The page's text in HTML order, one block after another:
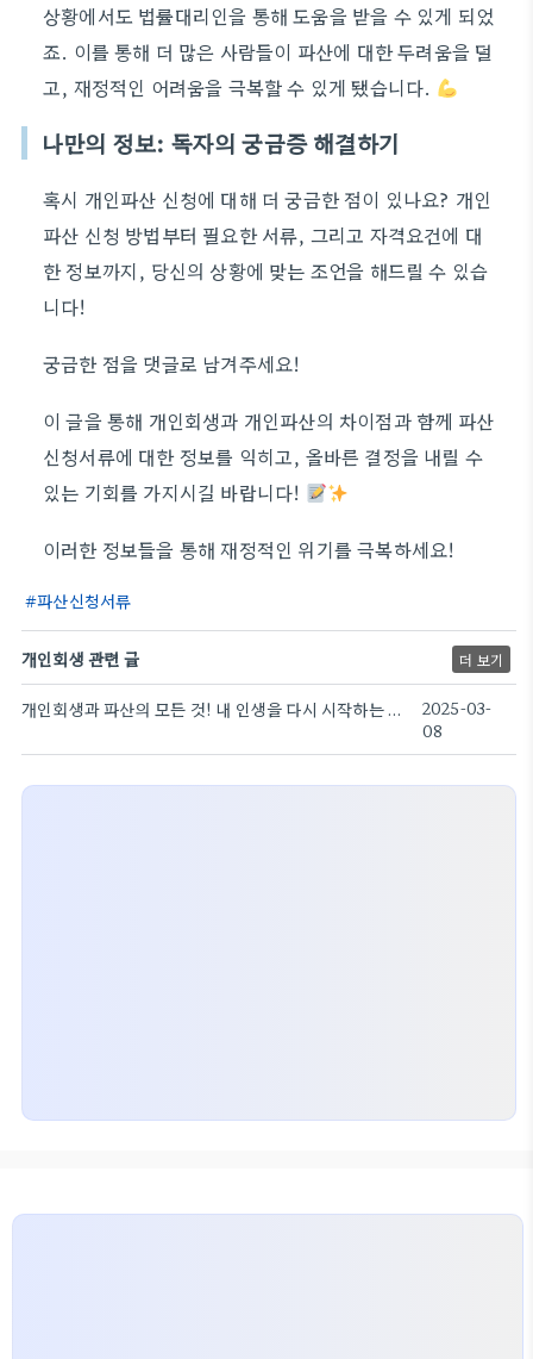
상황에서도 법률대리인을 통해 도움을 받을 수 있게 되었
죠. 이를 통해 더 많은 사람들이 파산에 대한 두려움을 덜
고, 재정적인 어려움을 극복할 수 있게 됐습니다.
나만의 정보: 독자의 궁금증 해결하기
혹시 개인파산 신청에 대해 더 궁금한 점이 있나요? 개인
파산 신청 방법부터 필요한 서류, 그리고 자격요건에 대
한 정보까지, 당신의 상황에 맞는 조언을 해드릴 수 있습
니다!
궁금한 점을 댓글로 남겨주세요!
이 글을 통해 개인회생과 개인파산의 차이점과 함께 파산
신청서류에 대한 정보를 익히고, 올바른 결정을 내릴 수
있는 기회를 가지시길 바랍니다!
이러한 정보들을 통해 재정적인 위기를 극복하세요!
파산신청서류
개인회생 관련 글 더 보기
개인회생과 파산의 모든 것! 내 인생을 다시 시작하는 기회
2025-03-
08